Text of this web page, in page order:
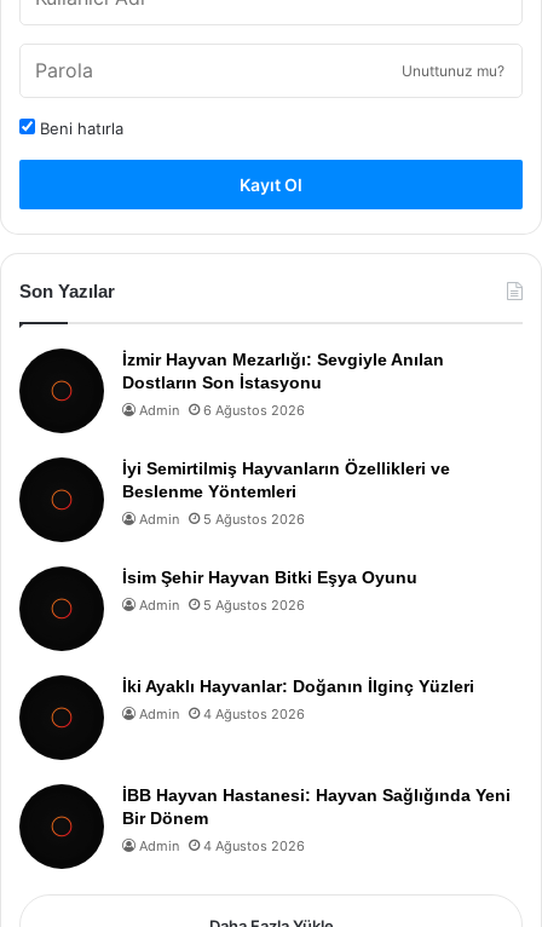
Unuttunuz mu?
Beni hatırla
Kayıt Ol
Son Yazılar
İzmir Hayvan Mezarlığı: Sevgiyle Anılan
Dostların Son İstasyonu
Admin 6 Ağustos 2026
İyi Semirtilmiş Hayvanların Özellikleri ve
Beslenme Yöntemleri
Admin 5 Ağustos 2026
İsim Şehir Hayvan Bitki Eşya Oyunu
Admin 5 Ağustos 2026
İki Ayaklı Hayvanlar: Doğanın İlginç Yüzleri
Admin 4 Ağustos 2026
İBB Hayvan Hastanesi: Hayvan Sağlığında Yeni
Bir Dönem
Admin 4 Ağustos 2026